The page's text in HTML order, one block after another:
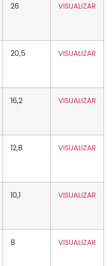
26 VISUALIZAR
20,5 VISUALIZAR
16,2 VISUALIZAR
12,8 VISUALIZAR
10,1 VISUALIZAR
8 VISUALIZAR